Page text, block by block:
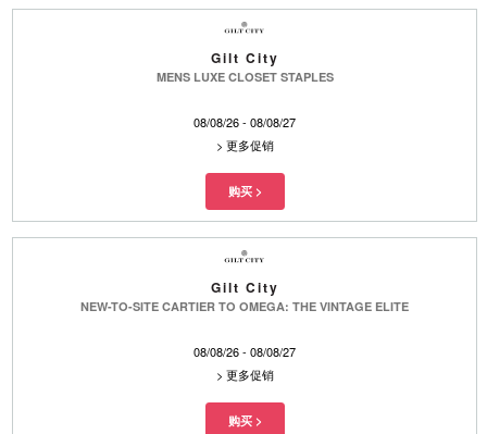
Gilt City
MENS LUXE CLOSET STAPLES
08/08/26 - 08/08/27
> 更多促销
Gilt City
NEW-TO-SITE CARTIER TO OMEGA: THE VINTAGE ELITE
08/08/26 - 08/08/27
> 更多促销